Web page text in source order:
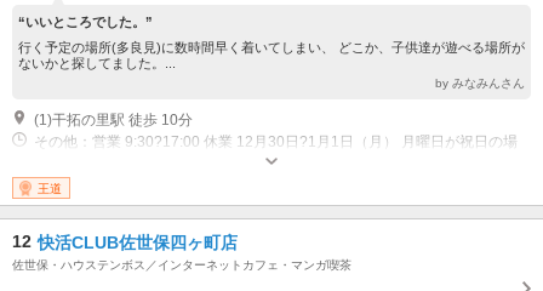
“いいところでした。”
行く予定の場所(多良見)に数時間早く着いてしまい、 どこか、子供達が遊べる場所が
ないかと探してました。...
by みなみんさん
(1)干拓の里駅 徒歩 10分
その他：営業 9:30?17:00 休業 12月30日?1月1日（月） 月曜日が祝日の場
王道
12 快活CLUB佐世保四ヶ町店
佐世保・ハウステンボス／インターネットカフェ・マンガ喫茶